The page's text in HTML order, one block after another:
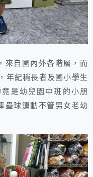
自國內外各階層，而
年紀稍長者及國小學生
是幼兒園中班的小朋
壘球運動不管男女老幼